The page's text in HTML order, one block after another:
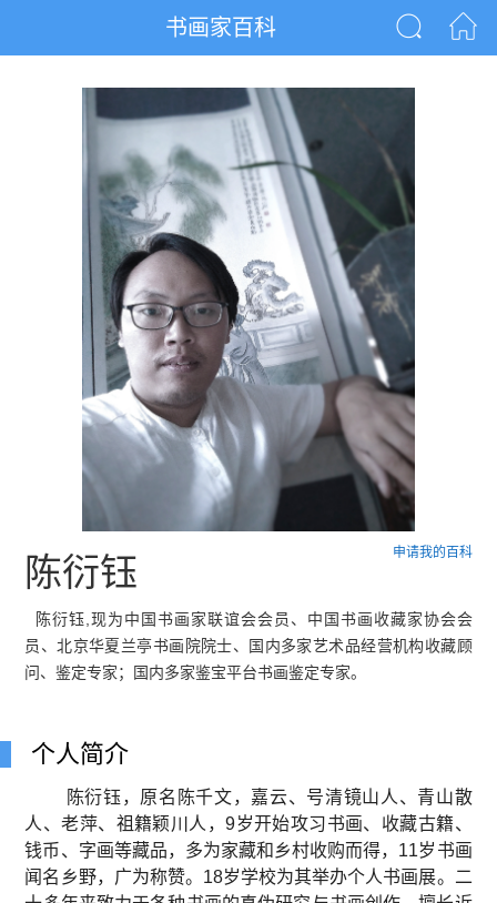
书画家百科
申请我的百科
陈衍钰
陈衍钰,现为中国书画家联谊会会员、中国书画收藏家协会会
员、北京华夏兰亭书画院院士、国内多家艺术品经营机构收藏顾
问、鉴定专家；国内多家鉴宝平台书画鉴定专家。
个人简介
陈衍钰，原名陈千文，嘉云、号清镜山人、青山散
人、老萍、祖籍颖川人，9岁开始攻习书画、收藏古籍、
钱币、字画等藏品，多为家藏和乡村收购而得，11岁书画
闻名乡野，广为称赞。18岁学校为其举办个人书画展。二